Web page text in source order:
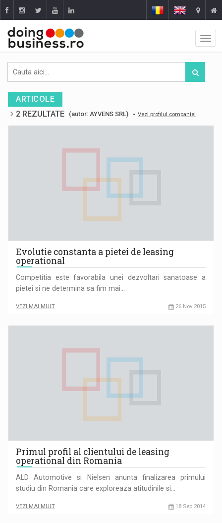
ARTICOLE
2 REZULTATE
(autor: AYVENS SRL) - Vezi profilul companiei
Evolutie constanta a pietei de leasing
operational
Competitia este favorabila unei dezvoltari sanatoase a
pietei si ne determina sa fim mai…
VEZI MAI MULT 26 Nov 2015
Primul profil al clientului de leasing
operational din Romania
ALD Automotive si Nielsen anunta finalizarea primului
studiu din Romania care exploreaza atitudinile si…
VEZI MAI MULT 18 Sep 2014